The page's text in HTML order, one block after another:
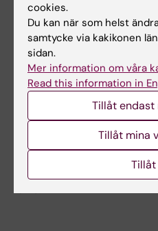
17 jun 2026
Första fördelningen
av forskningsanslaget
för 2027 klar
Beslut om en första fördelning
av forskningsanslaget för 2027
cookies.
Du kan när som helst
samtycke via kakikonen
sidan.
Mer information om våra
Read this information in
Tillåt endast
Tillåt mina
Tillåt